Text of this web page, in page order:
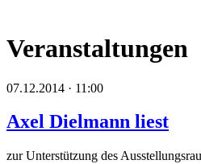
Veranstaltungen
07.12.2014 · 11:00
Axel Dielmann liest
zur Unterstützung des